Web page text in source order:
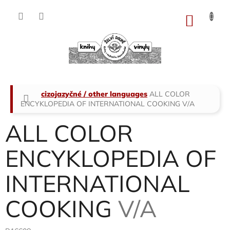
Domů
cizojazyčné / other languages ALL COLOR
ENCYKLOPEDIA OF INTERNATIONAL COOKING V/A
ALL COLOR
ENCYKLOPEDIA OF
INTERNATIONAL
COOKING V/A